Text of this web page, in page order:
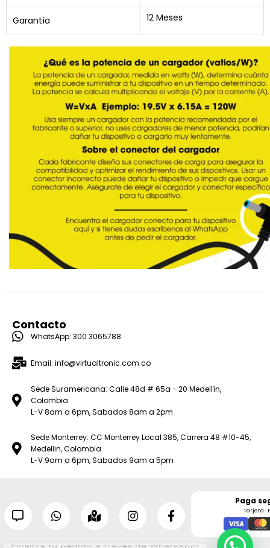
Garantía 12 Meses
Contacto
WhatsApp: 300 3065788
Email: info@virtualtronic.com.co
Sede Suramericana: Calle 48d # 65a - 20 Medellín,
Colombia
L-V 8am a 6pm, Sabados 8am a 2pm
Sede Monterrey: CC Monterrey Local 385, Carrera 48 #10-45,
Medellin, Colombia
L-V 9am a 6pm, Sabados 9am a 5pm
Paga
Tarjeta ·
Finaliza tu pedido a través de WhatsApp!